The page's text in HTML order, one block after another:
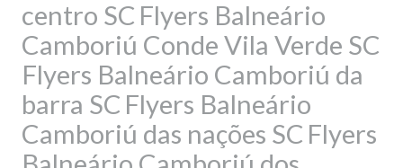
centro SC Flyers Balneário
Camboriú Conde Vila Verde SC
Flyers Balneário Camboriú da
barra SC Flyers Balneário
Camboriú das nações SC Flyers